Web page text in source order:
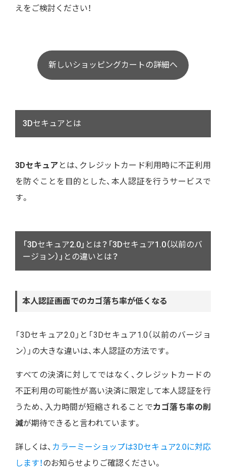
えをご検討ください！
新しいショッピングカートの詳細へ
3Dセキュアとは
3Dセキュア とは、クレジットカード利用時に不正利用
を防ぐことを目的とした、本人認証を行うサービスで
す。
「3Dセキュア2.0」とは？「3Dセキュア1.0（以前のバ
ージョン）」との違いとは？
本人認証画面でのカゴ落ち率が低くなる
「3Dセキュア2.0」と「3Dセキュア1.0（以前のバージョ
ン）」の大きな違いは、本人認証の方法です。
すべての決済に対してではなく、クレジットカードの
不正利用の可能性が高い決済に限定して本人認証を行
うため、入力時間が短縮されることでカゴ落ち率の削
減が期待できると言われています。
詳しくは、 カラーミーショップは3Dセキュア2.0に対応
します！のお知らせよりご確認ください。